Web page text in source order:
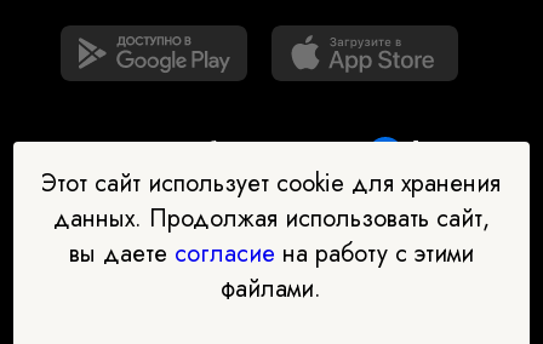
Наш бот-помощник в выборе
Этот сайт использует cookie для хранения
данных. Продолжая использовать сайт,
вы даете согласие на работу с этими
файлами.